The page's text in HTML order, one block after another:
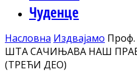
Чуденце
Насловна Издвајамо Проф.
ШТА САЧИЊАВА НАШ
(ТРЕЋИ ДЕО)